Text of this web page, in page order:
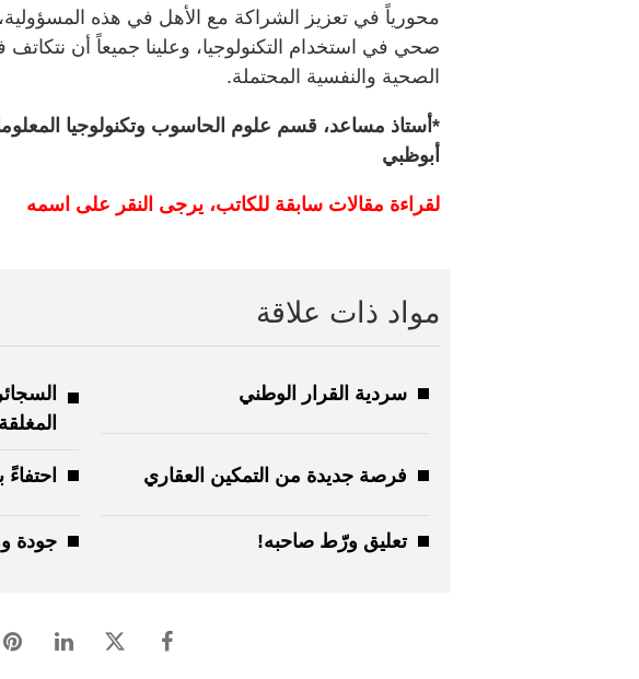
محورياً في تعزيز الشراكة مع الأهل في هذه
صحي في استخدام التكنولوجيا، وعلينا جميعاً أن
الصحية والنفسية المحتملة.
*أستاذ مساعد، قسم علوم الحاسوب وتكنولوجيا
أبوظبي
لقراءة مقالات سابقة للكاتب، يرجى النقر على اسمه
مواد ذات علاقة
سردية القرار الوطني
المغلقة
فرصة جديدة من التمكين العقاري
تعليق ورّط صاحبه! جودة